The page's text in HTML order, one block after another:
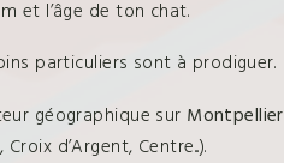
et l’âge de ton chat.
particuliers sont à prodiguer.
géographique sur Montpellier
Croix d’Argent, Centre...).